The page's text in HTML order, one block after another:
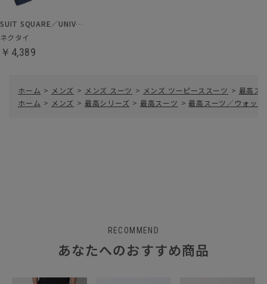
SUIT SQUARE／UNIVERSAL LANGUAGE
ネクタイ
￥4,389
ホーム > メンズ > メンズ スーツ > メンズ ツーピーススーツ > 最高ス
ホーム > メンズ > 最高シリーズ > 最高スーツ > 最高スーツ／ウォッ
RECOMMEND
あなたへのおすすめ商品